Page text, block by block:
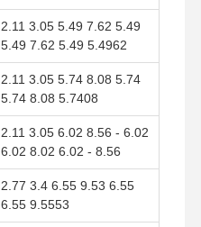
2.11 3.05 5.49 7.62 5.49
5.49 7.62 5.49 5.4962
2.11 3.05 5.74 8.08 5.74
5.74 8.08 5.7408
2.11 3.05 6.02 8.56 - 6.02
6.02 8.02 6.02 - 8.56
2.77 3.4 6.55 9.53 6.55
6.55 9.5553